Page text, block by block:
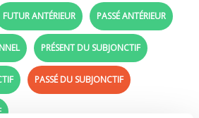
FUTUR ANTÉRIEUR PASSÉ ANTÉRIEUR
PRÉSENT DU SUBJONCTIF
PASSÉ DU SUBJONCTIF